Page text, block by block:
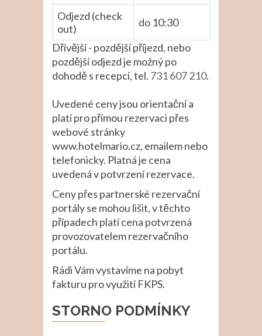
Odjezd (check
out)
do 10:30
Dřívější - pozdější příjezd, nebo
pozdější odjezd je možný po
dohodě s recepcí, tel. 731 607 210.
Uvedené ceny jsou orientační a
platí pro přímou rezervaci přes
webové stránky
www.hotelmario.cz, emailem nebo
telefonicky. Platná je cena
uvedená v potvrzení rezervace.
Ceny přes partnerské rezervační
portály se mohou lišit, v těchto
případech platí cena potvrzená
provozovatelem rezervačního
portálu.
Rádi Vám vystavíme na pobyt
fakturu pro využití FKPS.
STORNO PODMÍNKY